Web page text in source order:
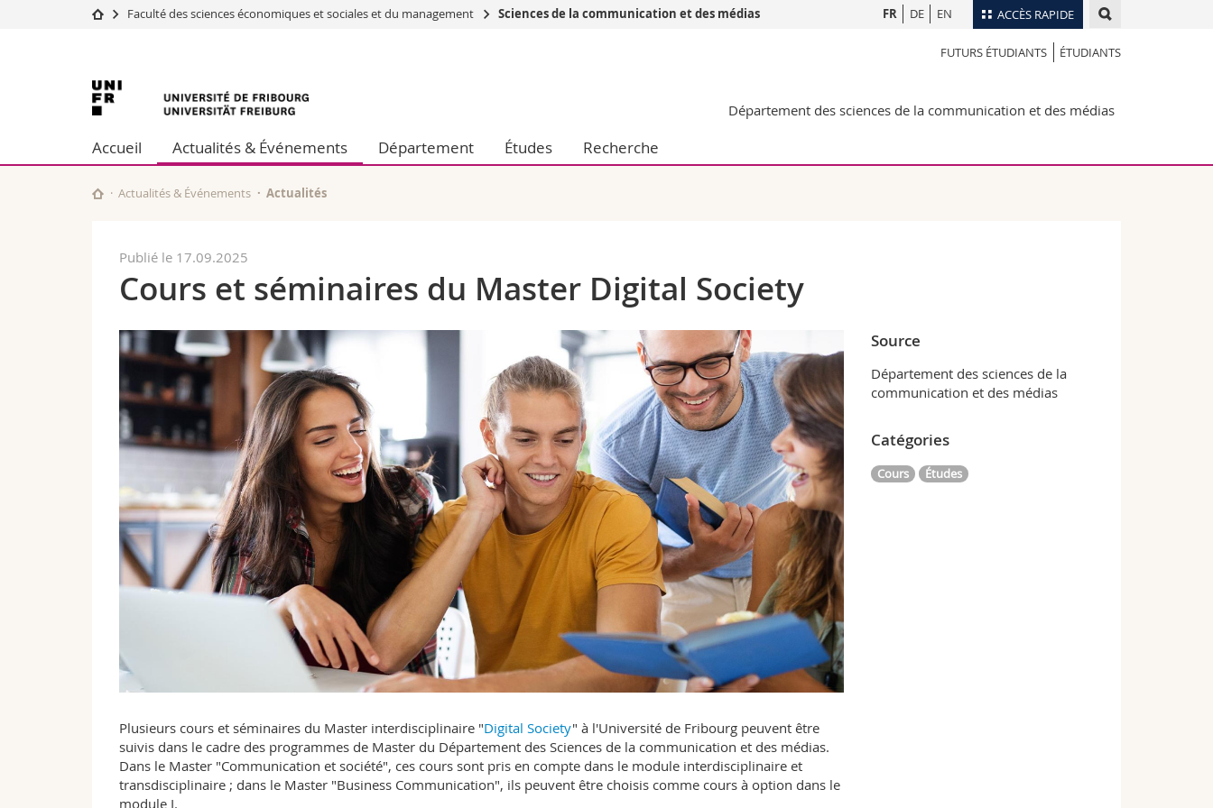
ACCÈS RAPIDE
Etudes
Campus
Université
Formation continue
Lettres et sciences humaines
Sciences de l'éducation et de la formation
Etudiants
Collaborateurs
Annuaire du personnel
Bibliothèques
Programme des cours
FR DE EN
Faculté des sciences économiques et sociales et du management Sciences de la communication et des médias
FUTURS ÉTUDIANTS ÉTUDIANTS
Université
de
Fribourg
Département des sciences de la communication et des médias
Accueil Actualités & Événements Département Études Recherche
Actualités & Événements Actualités
Publié le 17.09.2025
Cours et séminaires du Master Digital Society
Plusieurs cours et séminaires du Master interdisciplinaire "Digital Society" à l'Université de Fribourg peuvent être
suivis dans le cadre des programmes de Master du Département des Sciences de la communication et des médias.
Dans le Master "Communication et société", ces cours sont pris en compte dans le module interdisciplinaire et
transdisciplinaire ; dans le Master "Business Communication", ils peuvent être choisis comme cours à option dans le
module I.
Source
Département des sciences de la
communication et des médias
Catégories
Cours Études